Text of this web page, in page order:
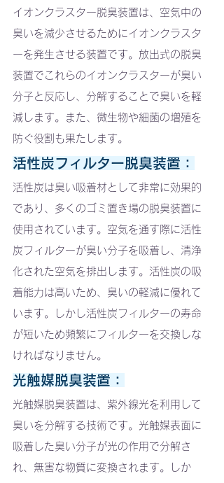
イオンクラスター脱臭装置は、空気中の
臭いを減少させるためにイオンクラスタ
ーを発生させる装置です。放出式の脱臭
装置でこれらのイオンクラスターが臭い
分子と反応し、分解することで臭いを軽
減します。また、微生物や細菌の増殖を
防ぐ役割も果たします。
活性炭フィルター脱臭装置：
活性炭は臭い吸着材として非常に効果的
であり、多くのゴミ置き場の脱臭装置に
使用されています。空気を通す際に活性
炭フィルターが臭い分子を吸着し、清浄
化された空気を排出します。活性炭の吸
着能力は高いため、臭いの軽減に優れて
います。しかし活性炭フィルターの寿命
が短いため頻繁にフィルターを交換しな
ければなりません。
光触媒脱臭装置：
光触媒脱臭装置は、紫外線光を利用して
臭いを分解する技術です。光触媒表面に
吸着した臭い分子が光の作用で分解さ
れ、無害な物質に変換されます。しか